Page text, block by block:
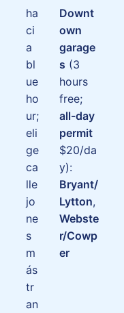
ha
ci
a
bl
ue
ho
ur;
eli
ge
ca
lle
jo
ne
s
m
ás
tr
an
Downt
own
garage
s (3
hours
free;
all-day
permit
$20/da
y):
Bryant/
Lytton,
Webste
r/Cowp
er